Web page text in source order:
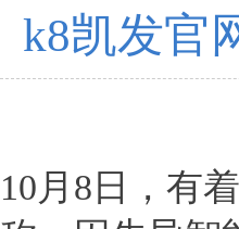
k8凯发官
10月8日，有